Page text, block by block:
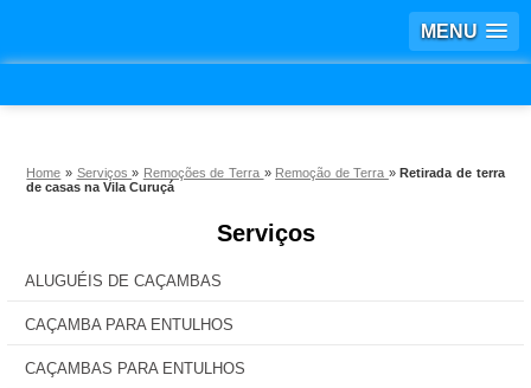
MENU
Home » Serviços» Remoções de Terra » Remoção de Terra »Retirada de terra
de casas na Vila Curuçá
Serviços
ALUGUÉIS DE CAÇAMBAS
CAÇAMBA PARA ENTULHOS
CAÇAMBAS PARA ENTULHOS